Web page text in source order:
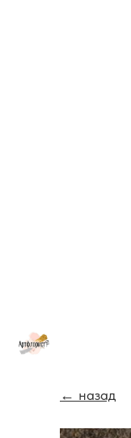
← назад